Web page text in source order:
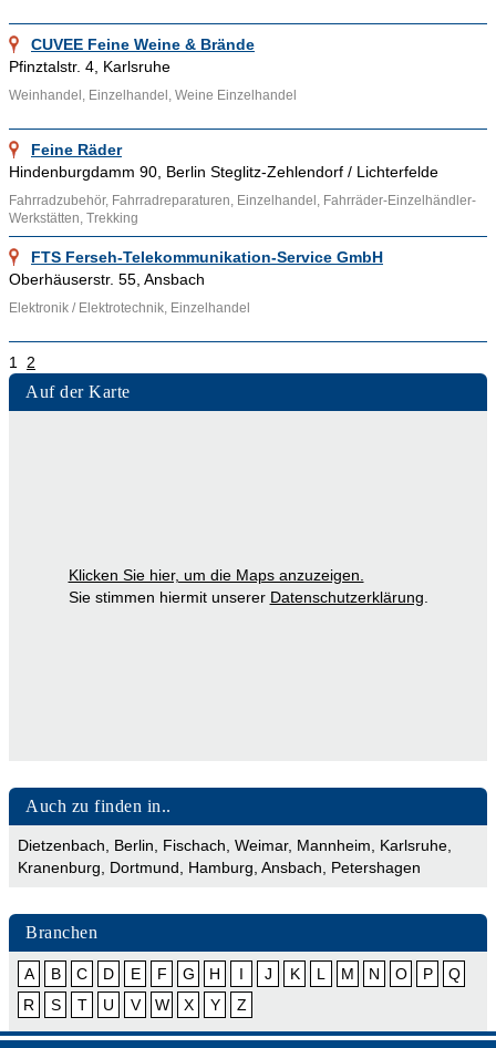
CUVEE Feine Weine & Brände
Pfinztalstr. 4, Karlsruhe
Weinhandel, Einzelhandel, Weine Einzelhandel
Feine Räder
Hindenburgdamm 90, Berlin Steglitz-Zehlendorf / Lichterfelde
Fahrradzubehör, Fahrradreparaturen, Einzelhandel, Fahrräder-Einzelhändler-
Werkstätten, Trekking
FTS Ferseh-Telekommunikation-Service GmbH
Oberhäuserstr. 55, Ansbach
Elektronik / Elektrotechnik, Einzelhandel
1 2
Auf der Karte
Klicken Sie hier, um die Maps anzuzeigen.
Sie stimmen hiermit unserer Datenschutzerklärung
Auch zu finden in..
Dietzenbach Berlin Fischach Weimar, Mannheim Karlsruhe
Kranenburg
Dortmund Hamburg Ansbach Petershagen
Branchen
A B C D E F G H I J K L M N O P
Q
R
S T U V W X Y Z